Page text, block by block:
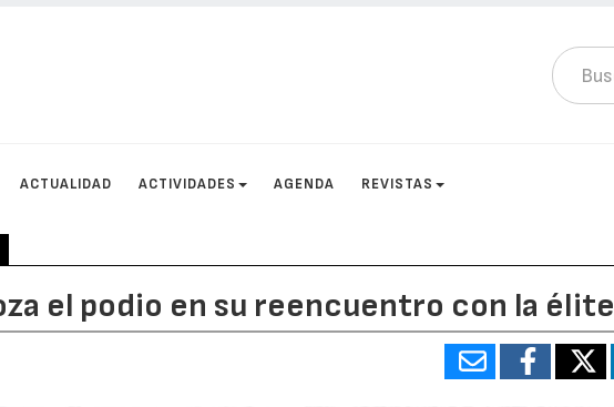
ACTUALIDAD ACTIVIDADES AGENDA REVISTAS
el podio en su reencuentro con la élite